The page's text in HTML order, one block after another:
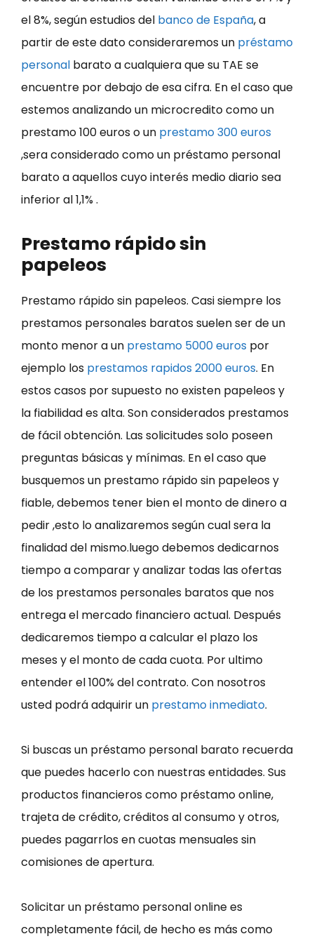
el 8%, según estudios del banco de España, a
partir de este dato consideraremos un préstamo
personal barato a cualquiera que su TAE se
encuentre por debajo de esa cifra. En el caso que
estemos analizando un microcredito como un
prestamo 100 euros o un prestamo 300 euros
,sera considerado como un préstamo personal
barato a aquellos cuyo interés medio diario sea
inferior al 1,1% .
Prestamo rápido sin
papeleos
Prestamo rápido sin papeleos. Casi siempre los
prestamos personales baratos suelen ser de un
monto menor a un prestamo 5000 euros por
ejemplo los prestamos rapidos 2000 euros. En
estos casos por supuesto no existen papeleos y
la fiabilidad es alta. Son considerados prestamos
de fácil obtención. Las solicitudes solo poseen
preguntas básicas y mínimas. En el caso que
busquemos un prestamo rápido sin papeleos y
fiable, debemos tener bien el monto de dinero a
pedir ,esto lo analizaremos según cual sera la
finalidad del mismo.luego debemos dedicarnos
tiempo a comparar y analizar todas las ofertas
de los prestamos personales baratos que nos
entrega el mercado financiero actual. Después
dedicaremos tiempo a calcular el plazo los
meses y el monto de cada cuota. Por ultimo
entender el 100% del contrato. Con nosotros
usted podrá adquirir un prestamo inmediato.
Si buscas un préstamo personal barato recuerda
que puedes hacerlo con nuestras entidades. Sus
productos financieros como préstamo online,
trajeta de crédito, créditos al consumo y otros,
puedes pagarrlos en cuotas mensuales sin
comisiones de apertura.
Solicitar un préstamo personal online es
completamente fácil, de hecho es más como